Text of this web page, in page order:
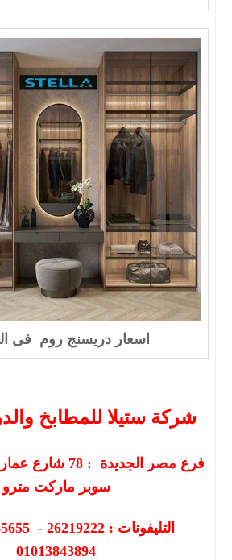
اسعار دريسنج روم فى
شركة ستيلا للمطابخ
فرع مصر الجديدة :78 شارع عمار
سوبر ماركت مترو
01013843894